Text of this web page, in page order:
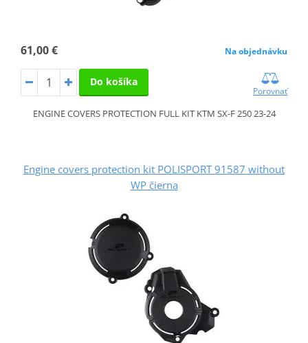
61,00 € Na objednávku
Do košíka
Porovnať
ENGINE COVERS PROTECTION FULL KIT KTM SX-F 250 23-24
Engine covers protection kit POLISPORT 91587 without
WP čierna